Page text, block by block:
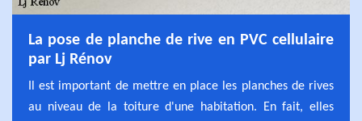
La pose de planche de rive en PVC cellulaire
par Lj Rénov
Il est important de mettre en place les planches de rives
au niveau de la toiture d'une habitation. En fait, elles